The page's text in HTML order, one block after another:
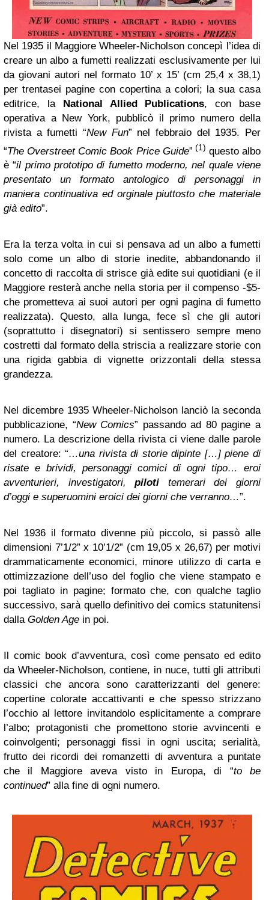
Nel 1935 il Maggiore Wheeler-Nicholson concepì l’idea di
creare un albo a fumetti realizzati esclusivamente per lui
da giovani autori nel formato 10’ x 15’ (cm 25,4 x 38,1)
per trentasei pagine con copertina a colori; la sua casa
editrice, la National Allied Publications, con base
operativa a New York, pubblicò il primo numero della
rivista a fumetti “New Fun” nel febbraio del 1935. Per
“The Overstreet Comic Book Price Guide” (1) questo albo
è “il primo prototipo di fumetto moderno, nel quale viene
presentato un formato antologico di personaggi in
maniera continuativa ed orginale piuttosto che materiale
già edito”.
Era la terza volta in cui si pensava ad un albo a fumetti
solo come un albo di storie inedite, abbandonando il
concetto di raccolta di strisce già edite sui quotidiani (e il
Maggiore resterà anche nella storia per il compenso -$5-
che prometteva ai suoi autori per ogni pagina di fumetto
realizzata). Questo, alla lunga, fece sì che gli autori
(soprattutto i disegnatori) si sentissero sempre meno
costretti dal formato della striscia a realizzare storie con
una rigida gabbia di vignette orizzontali della stessa
grandezza.
Nel dicembre 1935 Wheeler-Nicholson lanciò la seconda
pubblicazione, “New Comics” passando ad 80 pagine a
numero. La descrizione della rivista ci viene dalle parole
del creatore: “…una rivista di storie dipinte […] piene di
risate e brividi, personaggi comici di ogni tipo… eroi
avventurieri, investigatori,piloti temerari dei giorni
d’oggi e superuomini eroici dei giorni che verranno…”.
Nel 1936 il formato divenne più piccolo, si passò alle
dimensioni 7’1/2” x 10’1/2” (cm 19,05 x 26,67) per motivi
drammaticamente economici, minore utilizzo di carta e
ottimizzazione dell’uso del foglio che viene stampato e
poi tagliato in pagine; formato che, con qualche taglio
successivo, sarà quello definitivo dei comics statunitensi
dalla Golden Age in poi.
Il comic book d’avventura, così come pensato ed edito
da Wheeler-Nicholson, contiene, in nuce, tutti gli attributi
classici che ancora sono caratterizzanti del genere:
copertine colorate accattivanti e che spesso strizzano
l’occhio al lettore invitandolo esplicitamente a comprare
l’albo; protagonisti che promettono storie avvincenti e
coinvolgenti; personaggi fissi in ogni uscita; serialità,
frutto dei ricordi dei romanzetti di avventura a puntate
che il Maggiore aveva visto in Europa, di “to be
continued” alla fine di ogni numero.